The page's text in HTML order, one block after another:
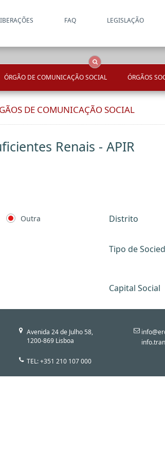
FAQ LEGISLAÇÃO
ÓRGÃO DE COMUNICAÇÃO SOCIAL ÓRGÃOS
DE COMUNICAÇÃO SOCIAL
Renais - APIR
Outra Distrito
Tipo de
Capital Social
Avenida 24 de Julho 58,
1200-869 Lisboa
TEL: +351 210 107 000